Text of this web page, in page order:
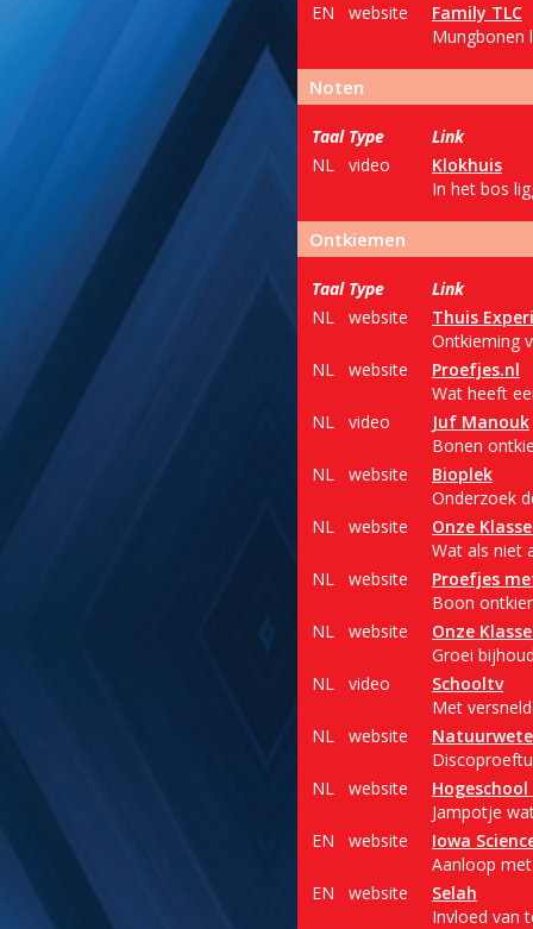
EN
website
Family TLC
Mungbonen
Noten
Taal Type
Link
NL
video
Klokhuis
In het bos
Ontkiemen
Taal Type
Link
NL
website
Thuis
Ontkieming
NL
website
Proefjes.nl
Wat heeft
NL
video
Juf Manouk
Bonen
NL
website
Bioplek
Onderzoek
NL
website
Onze
Wat als niet
NL
website
Proefjes
Boon
NL
website
Onze
Groei
NL
video
Schooltv
Met
NL
website
NL
website
Jampotje
EN
website
Iowa
Aanloop
EN
website
Selah
Invloed van